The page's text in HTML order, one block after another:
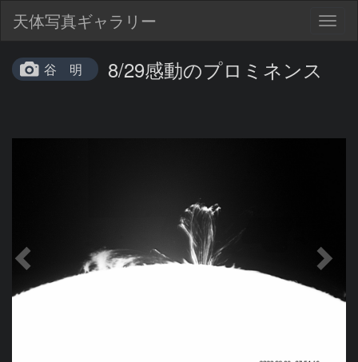
天体写真ギャラリー
谷 明 8/29感動のプロミネンス